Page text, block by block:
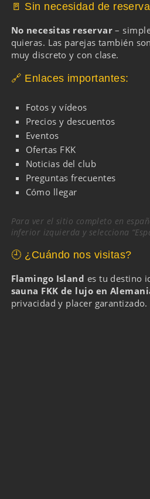
🚪 Sin necesidad de reserva
No necesitas reservar –
quieras. Las parejas también
muy discreto y con clase.
🔗 Enlaces importantes:
Fotos y vídeos
Precios y descuentos
Eventos
Ofertas FKK
Noticias del club
Preguntas frecuentes
Cómo llegar
Para ver el sitio completo en
inferior izquierda y selecciona
🕘 ¿Cuándo nos visitas?
Flamingo Island es tu destino
sauna FKK de lujo en
privacidad y placer garantizado.